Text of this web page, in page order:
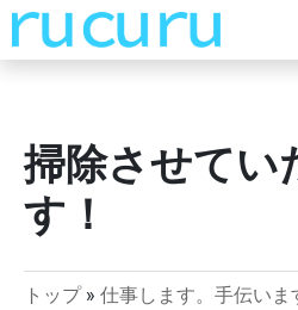
掃除させてい
す！
トップ» 仕事します。手伝いま